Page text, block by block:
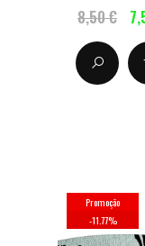
8,50 €
Promoção
-11.77%